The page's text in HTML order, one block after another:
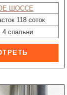
ШОССЕ
118 соток
4 спальни